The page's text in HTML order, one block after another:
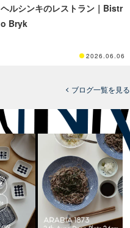
ヘルシンキのレストラン｜Bistr
o Bryk
2026.06.06
ブログ一覧を見る